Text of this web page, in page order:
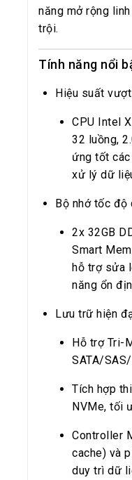
năng mở rộng
trội.
Tính năng nổi
Hiệu suất
CPU Intel
32 luồng,
ứng tốt
xử lý dữ
Bộ nhớ tốc độ
2x 32GB
Smart
hỗ trợ sửa
năng ổn
Lưu trữ hiện
Hỗ trợ Tri-
SATA/
Tích hợp
NVMe, tối
Controller
cache) và
duy trì dữ